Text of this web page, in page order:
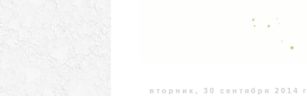
вторник, 30 сентября 2014